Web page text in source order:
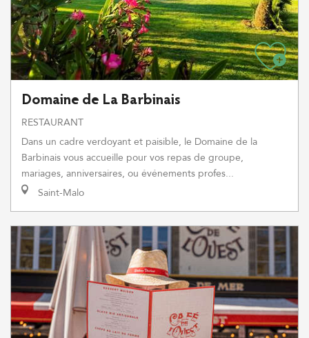
Domaine de La Barbinais
RESTAURANT
Dans un cadre verdoyant et paisible, le Domaine de la
Barbinais vous accueille pour vos repas de groupe,
mariages, anniversaires, ou événements profes...
Saint-Malo